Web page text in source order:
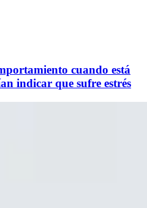
cuando está
indicar que sufre estrés